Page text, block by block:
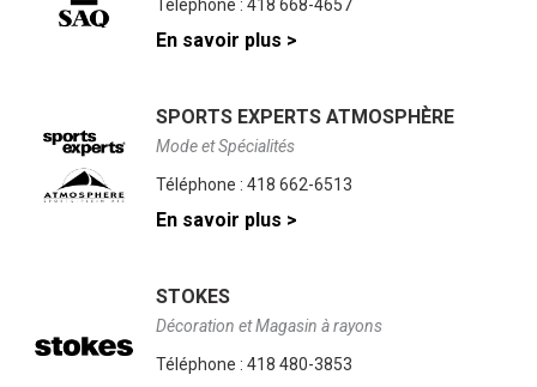
Téléphone : 418 668-4657
En savoir plus >
SPORTS EXPERTS ATMOSPHÈRE
Mode et Spécialités
Téléphone : 418 662-6513
En savoir plus >
STOKES
Décoration et Magasin à rayons
Téléphone : 418 480-3853